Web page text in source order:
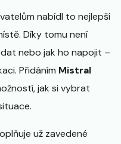
nabídl to nejlepší
Díky tomu není
nebo jak ho napojit –
Přidáním Mistral
jak si vybrat
už zavedené